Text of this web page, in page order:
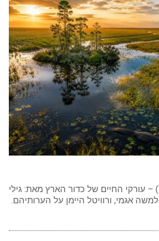
בתי גידול לחים (Wetlands) – עורקי החיים של כדור הארץ מאת: גילי